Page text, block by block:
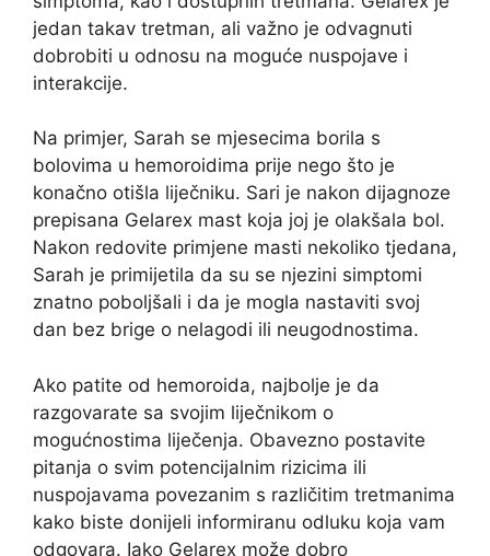
jedan takav tretman, ali važno je odvagnuti
dobrobiti u odnosu na moguće nuspojave i
interakcije.
Na primjer, Sarah se mjesecima borila s
bolovima u hemoroidima prije nego što je
konačno otišla liječniku. Sari je nakon dijagnoze
prepisana Gelarex mast koja joj je olakšala bol.
Nakon redovite primjene masti nekoliko tjedana,
Sarah je primijetila da su se njezini simptomi
znatno poboljšali i da je mogla nastaviti svoj
dan bez brige o nelagodi ili neugodnostima.
Ako patite od hemoroida, najbolje je da
razgovarate sa svojim liječnikom o
mogućnostima liječenja. Obavezno postavite
pitanja o svim potencijalnim rizicima ili
nuspojavama povezanim s različitim tretmanima
kako biste donijeli informiranu odluku koja vam
odgovara. Iako Gelarex može dobro